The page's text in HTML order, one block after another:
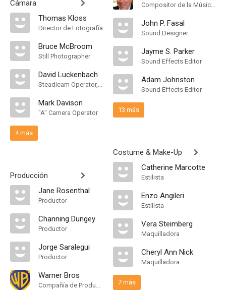
Cámara
Thomas Kloss
Director de Fotografía
Bruce McBroom
Still Photographer
David Luckenbach
Steadicam Operator, "B" Camera Operator
Mark Davison
"A" Camera Operator
4 más
Producción
Jane Rosenthal
Productor
Channing Dungey
Productor
Jorge Saralegui
Productor
Warner Bros
Compañía de Produccion
Compositor de la Música Original, Orquestador
John P. Fasal
Sound Designer
Jayme S. Parker
Sound Effects Editor
Adam Johnston
Sound Effects Editor
13 más
Costume & Make-Up
Catherine Marcotte
Estilista
Enzo Angileri
Estilista
Vera Steimberg
Maquilladora
Cheryl Ann Nick
Maquilladora
7 más